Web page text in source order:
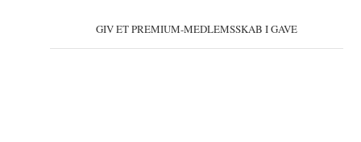
GIV ET PREMIUM-MEDLEMSSKAB I GAVE